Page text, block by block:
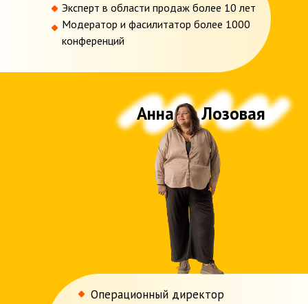
Эксперт в области продаж более 10 лет
Модератор и фасилитатор более 1000
конференций
Операционный директор
Анна __ Лозовая